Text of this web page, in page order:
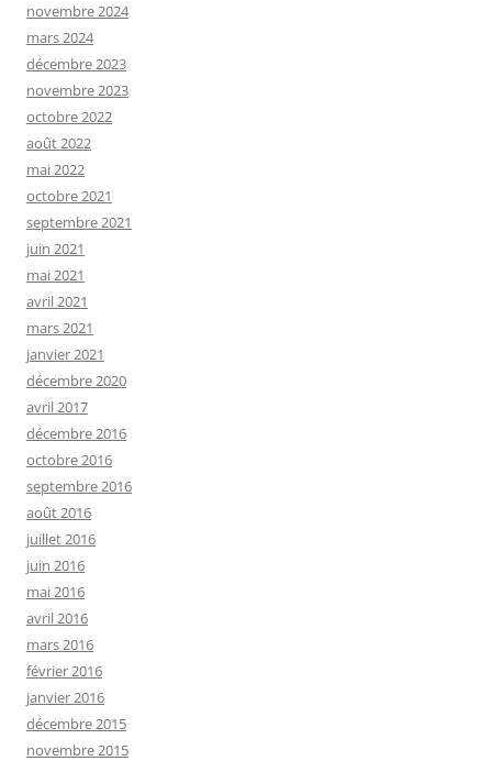
novembre 2024
mars 2024
décembre 2023
novembre 2023
octobre 2022
août 2022
mai 2022
octobre 2021
septembre 2021
juin 2021
mai 2021
avril 2021
mars 2021
janvier 2021
décembre 2020
avril 2017
décembre 2016
octobre 2016
septembre 2016
août 2016
juillet 2016
juin 2016
mai 2016
avril 2016
mars 2016
février 2016
janvier 2016
décembre 2015
novembre 2015